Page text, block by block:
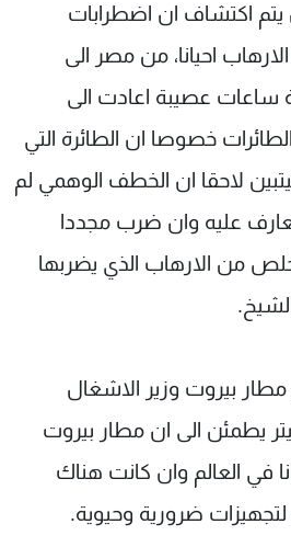
اكتشاف ان اضطرابات
احيانا، من مصر الى
عصيبة اعادت الى
خصوصا ان الطائرة التي
لاحقا ان الخطف الوهمي لم
عليه وان ضرب مجددا
من الارهاب الذي يضربها
بيروت وزير الاشغال
يطمئن الى ان مطار بيروت
في العالم وان كانت هناك
ضرورية وحيوية.